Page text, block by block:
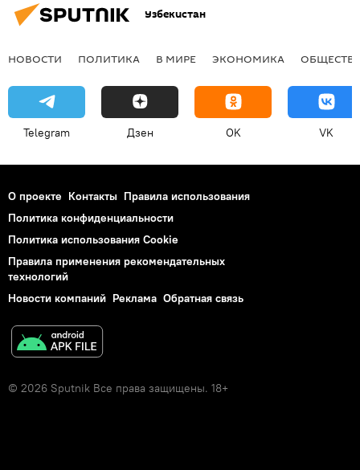
Узбекистан
НОВОСТИ ПОЛИТИКА В МИРЕ ЭКОНОМИКА
Telegram Дзен OK VK
О проекте Контакты Правила использования
Политика конфиденциальности
Политика использования Cookie
Правила применения рекомендательных
технологий
Новости компаний Реклама Обратная связь
© 2026 Sputnik Все права защищены. 18+